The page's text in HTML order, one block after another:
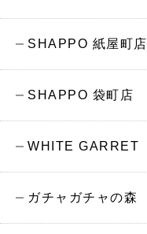
SHAPPO 紙屋町店
SHAPPO 袋町店
WHITE GARRET
ガチャガチャの森